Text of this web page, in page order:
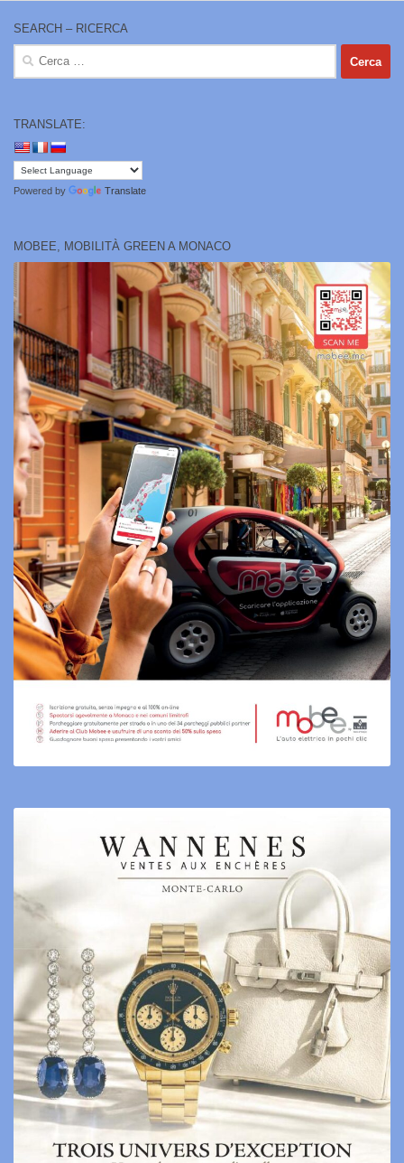
SEARCH – RICERCA
Ricerca
per:
TRANSLATE:
Powered by Translate
MOBEE, MOBILITÀ GREEN A MONACO